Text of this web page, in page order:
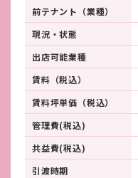
前テナント（業種）
現況・状態
出店可能業種
賃料（税込）
賃料坪単価（税込）
管理費(税込)
共益費(税込)
引渡時期